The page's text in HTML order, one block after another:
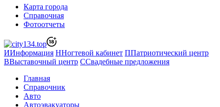
Карта города
Справочная
Фотоотчеты
ИИнформация ННогтевой кабинет ППатриотический центр
ВВыставочный центр ССвадебные предложения
Главная
Справочник
Авто
Автоэвакуаторы